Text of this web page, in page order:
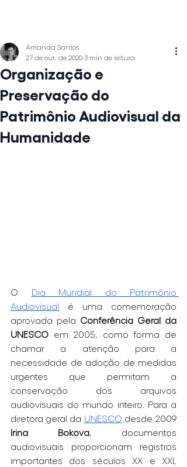
Organização e
Preservação do
Patrimônio Audiovisual da
Humanidade
Amanda Santos
27 de out. de 2020 3 min de leitura
O Dia Mundial do Patrimônio
Audiovisual é uma comemoração
aprovada pela Conferência Geral da
UNESCO em 2005, como forma de
chamar a atenção para a
necessidade de adoção de medidas
urgentes que permitam a
conservação dos arquivos
audiovisuais do mundo inteiro. Para a
diretora geral da UNESCO desde 2009
Irina Bokova, documentos
audiovisuais proporcionam registros
importantes dos séculos XX e XXI,